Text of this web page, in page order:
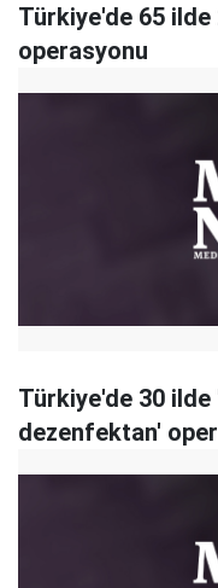
Türkiye'de 65
operasyonu
Türkiye'de 30
dezenfektan'